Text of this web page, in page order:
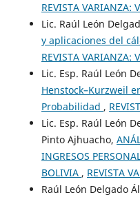
REVISTA VARIANZA:
Lic. Raúl León
y aplicaciones del
REVISTA VARIANZA:
Lic. Esp. Raúl León
Henstock–Kurzweil
Probabilidad ,
Lic. Esp. Raúl León
Pinto Ajhuacho,
INGRESOS
BOLIVIA , REVISTA
Raúl León Delgado